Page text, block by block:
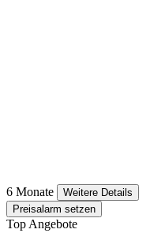
6 Monate
Weitere Details
Preisalarm setzen
Top Angebote